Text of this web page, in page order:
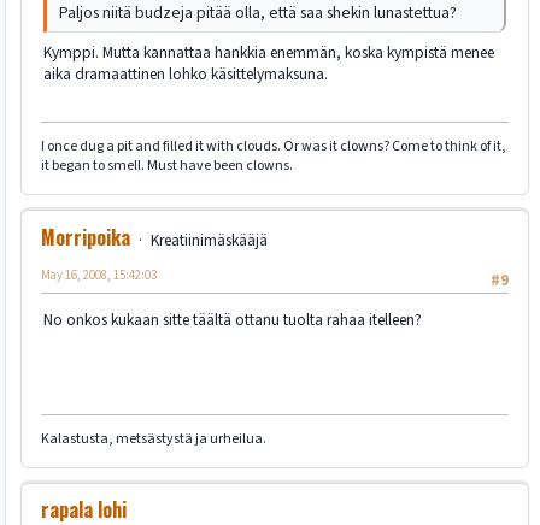
Paljos niitä budzeja pitää olla, että saa shekin lunastettua?
Kymppi. Mutta kannattaa hankkia enemmän, koska kympistä menee
aika dramaattinen lohko käsittelymaksuna.
I once dug a pit and filled it with clouds. Or was it clowns? Come to think of it,
it began to smell. Must have been clowns.
Morripoika
Kreatiinimäskääjä
#9
May 16, 2008, 15:42:03
No onkos kukaan sitte täältä ottanu tuolta rahaa itelleen?
Kalastusta, metsästystä ja urheilua.
rapala lohi